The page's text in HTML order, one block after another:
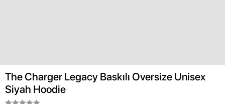
The Charger Legacy Baskılı Oversize Unisex
Siyah Hoodie